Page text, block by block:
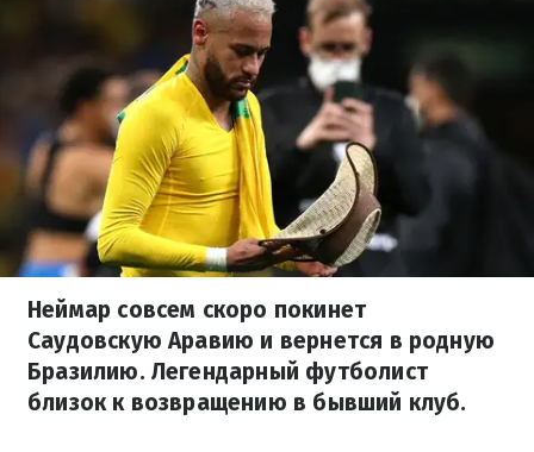
Неймар совсем скоро покинет
Саудовскую Аравию и вернется в родную
Бразилию. Легендарный футболист
близок к возвращению в бывший клуб.